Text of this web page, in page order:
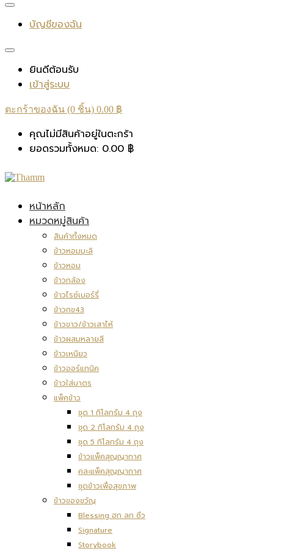
บัญชีของฉัน
ยินดีต้อนรับ
เข้าสู่ระบบ
ตะกร้าของฉัน (0 ชิ้น) 0.00 ฿
คุณไม่มีสินค้าอยู่ในตะกร้า
ยอดรวมทั้งหมด: 0.00 ฿
หน้าหลัก
หมวดหมู่สินค้า
สินค้าทั้งหมด
ข้าวหอมมะลิ
ข้าวหอม
ข้าวกล้อง
ข้าวไรซ์เบอร์รี่
ข้าวกข43
ข้าวขาว/ข้าวเสาไห้
ข้าวผสมหลายสี
ข้าวเหนียว
ข้าวออร์แกนิค
ข้าวใส่บาตร
แพ็คข้าว
ชุด 1 กิโลกรัม 4 ถุง
ชุด 2 กิโลกรัม 4 ถุง
ชุด 5 กิโลกรัม 4 ถุง
ข้าวแพ็คสุญญากาศ
คละแพ็คสุญญากาศ
ชุดข้าวเพื่อสุขภาพ
ข้าวของขวัญ
Blessing ฮก ลก ซิ่ว
Signature
Storybook